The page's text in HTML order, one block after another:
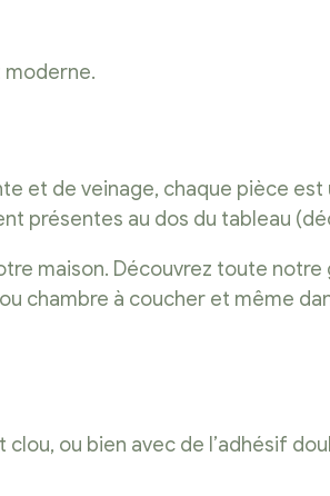
moderne.
et de veinage, chaque pièce est
présentes au dos du tableau
maison. Découvrez toute
chambre à coucher et même
ou bien avec de l’adhésif